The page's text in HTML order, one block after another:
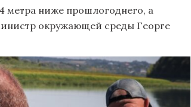
метра ниже прошлогоднего, а
окружающей среды Георге